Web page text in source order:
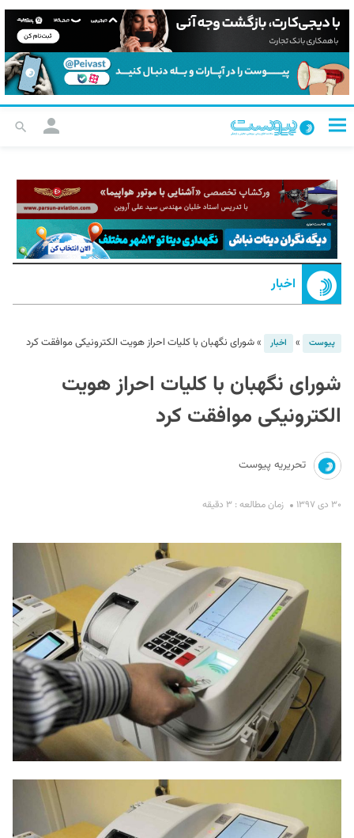
اخبار
پیوست » اخبار »شورای نگهبان با کلیات احراز هویت الکترونیکی موافقت کرد
شورای نگهبان با کلیات احراز هویت
الکترونیکی موافقت کرد
تحریریه پیوست
۳۰ دی ۱۳۹۷ زمان مطالعه : ۳ دقیقه